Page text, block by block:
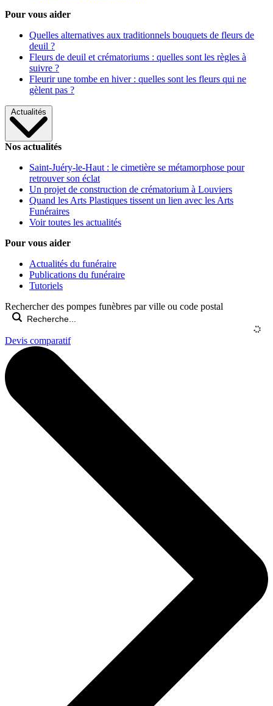
Pour vous aider
Quelles alternatives aux traditionnels bouquets de fleurs de
deuil ?
Fleurs de deuil et crématoriums : quelles sont les règles à
suivre ?
Fleurir une tombe en hiver : quelles sont les fleurs qui ne
gèlent pas ?
Actualités
Nos actualités
Saint-Juéry-le-Haut : le cimetière se métamorphose pour
retrouver son éclat
Un projet de construction de crématorium à Louviers
Quand les Arts Plastiques tissent un lien avec les Arts
Funéraires
Voir toutes les actualités
Pour vous aider
Actualités du funéraire
Publications du funéraire
Tutoriels
Rechercher des pompes funèbres par ville ou code postal
Devis comparatif